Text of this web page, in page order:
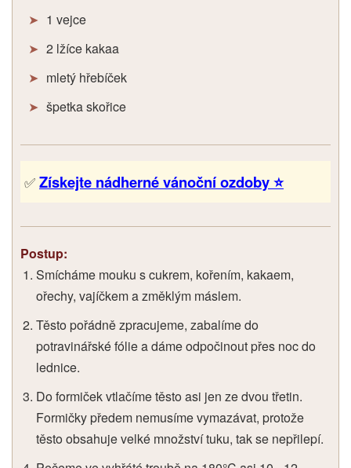
1 vejce
2 lžíce kakaa
mletý hřebíček
špetka skořice
✅ Získejte nádherné vánoční ozdoby ⭐
Postup:
Smícháme mouku s cukrem, kořením, kakaem,
ořechy, vajíčkem a změklým máslem.
Těsto pořádně zpracujeme, zabalíme do
potravinářské fólie a dáme odpočinout přes noc do
lednice.
Do formiček vtlačíme těsto asi jen ze dvou třetin.
Formičky předem nemusíme vymazávat, protože
těsto obsahuje velké množství tuku, tak se nepřilepí.